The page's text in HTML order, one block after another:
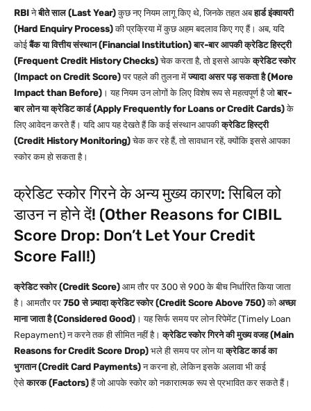
RBIनेबीते साल (Last Year)कुछ नए नियम लागू किए थे, जिनके तहत अबहार्ड इंक्वायरी
(Hard Enquiry Process)की प्रक्रिया में कुछ अहम बदलाव किए गए हैं। अब, यदि
कोईबैंक या वित्तीय संस्थान (Financial Institution) बार-बार आपकी क्रेडिट हिस्ट्री
(Frequent Credit History Checks)चेक करता है, तो इससे आपकेक्रेडिट स्कोर
(Impact on Credit Score)पर पहले की तुलना मेंज्यादा असर पड़ सकता है (More
Impact than Before) । यह नियम उन लोगों के लिए विशेष रूप से महत्वपूर्ण है जोबार-
बार लोन या क्रेडिट कार्ड (Apply Frequently for Loans or Credit Cards)के
लिए आवेदन करते हैं। यदि आप यह देखते हैं कि कई संस्थान आपकीक्रेडिट हिस्ट्री
(Credit History Monitoring)चेक कर रहे हैं, तो सावधान रहें, क्योंकि इससे आपका
स्कोर कम हो सकता है।
क्रेडिट स्कोर गिरने के अन्य मुख्य कारण: सिबिल को
डाउन न होने दें! (Other Reasons for CIBIL
Score Drop: Don’t Let Your Credit
Score Fall!)
क्रेडिट स्कोर (Credit Score) आम तौर पर 300 से 900 के बीच निर्धारित किया जाता
है। आमतौर पर 750 से ज़्यादा क्रेडिट स्कोर (Credit Score Above 750)को अच्छा
माना जाता है (Considered Good) । यह सिर्फ समय पर लोन रिपेमेंट (Timely Loan
Repayment) न करने तक ही सीमित नहीं है।क्रेडिट स्कोर गिरने की मुख्य वजह (Main
Reasons for Credit Score Drop) भले ही समय पर लोन याक्रेडिट कार्ड का
भुगतान (Credit Card Payments)न करना हो, लेकिन इसके अलावा भी कई
ऐसेकारक (Factors)हैं जो आपके स्कोर को नकारात्मक रूप से प्रभावित कर सकते हैं।